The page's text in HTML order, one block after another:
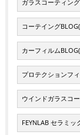
ガラスコーティング
コーテイング
カーフィルム
プロテクションフ
ウインドガラスコ
FEYNLAB セラミ